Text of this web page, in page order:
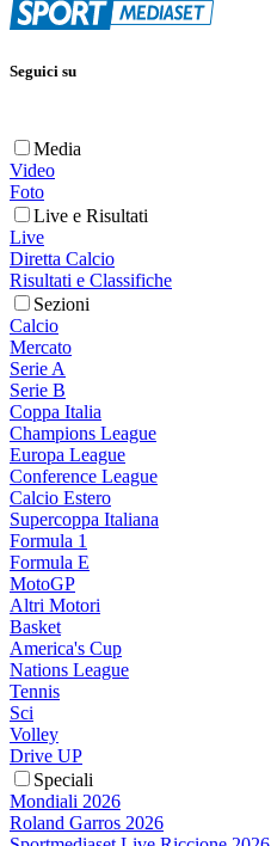
Seguici su
Media
Video
Foto
Live e Risultati
Live
Diretta Calcio
Risultati e Classifiche
Sezioni
Calcio
Mercato
Serie A
Serie B
Coppa Italia
Champions League
Europa League
Conference League
Calcio Estero
Supercoppa Italiana
Formula 1
Formula E
MotoGP
Altri Motori
Basket
America's Cup
Nations League
Tennis
Sci
Volley
Drive UP
Speciali
Mondiali 2026
Roland Garros 2026